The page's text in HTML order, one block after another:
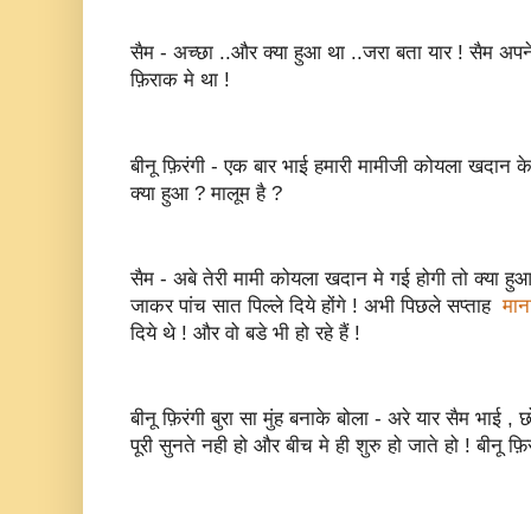
सैम - अच्छा ..और क्या हुआ था ..जरा बता यार ! सैम अपने
फ़िराक मे था !
बीनू फ़िरंगी - एक बार भाई हमारी मामीजी कोयला
क्या हुआ ? मालूम है ?
सैम - अबे तेरी मामी कोयला खदान मे गई होगी तो क्या
जाकर पांच सात पिल्ले दिये होंगे ! अभी पिछले सप्ताह
दिये थे ! और वो बडे भी हो रहे हैं !
बीनू फ़िरंगी बुरा सा मुंह बनाके बोला - अरे यार सैम भाई ,
पूरी सुनते नही हो और बीच मे ही शुरु हो जाते हो ! बीनू